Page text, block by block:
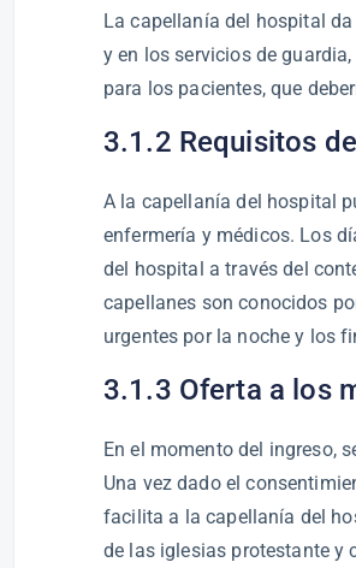
La capellanía del hospital
y en los servicios de
para los pacientes, que
3.1.2 Requisitos
A la capellanía del hospital
enfermería y médicos. Los
del hospital a través del
capellanes son conocidos
urgentes por la noche y los
3.1.3 Oferta a los
En el momento del ingreso,
Una vez dado el
facilita a la capellanía del
de las iglesias protestante y